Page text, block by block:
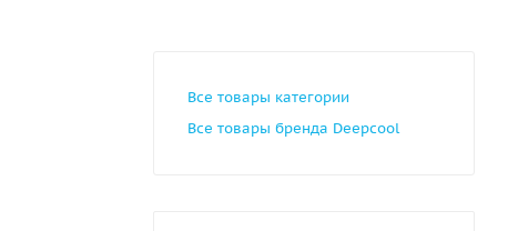
Все товары категории
Все товары бренда Deepcool